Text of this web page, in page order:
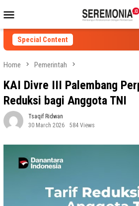
to
contentMenu
Special Content
Home Pemerintah
KAI Divre III Palembang
Reduksi bagi Anggota TNI
Tsaqif Ridwan
30 March 2026
584 Views